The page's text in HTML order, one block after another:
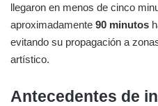
llegaron en menos de cinco
aproximadamente 90 minutos
evitando su propagación a
artístico.
Antecedentes de